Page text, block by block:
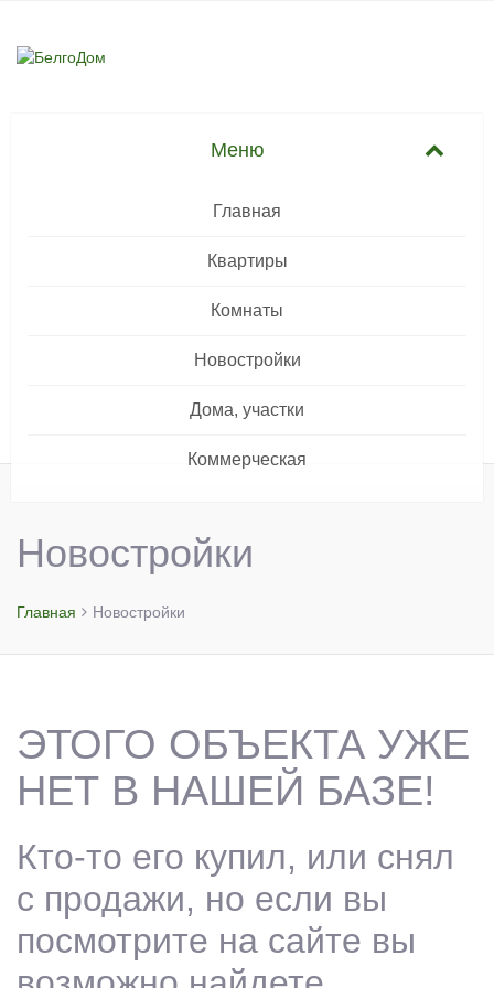
Главная
Квартиры
Комнаты
Новостройки
Дома, участки
Коммерческая
Новостройки
Главная Новостройки
ЭТОГО ОБЪЕКТА УЖЕ
НЕТ В НАШЕЙ БАЗЕ!
Кто-то его купил, или снял
с продажи, но если вы
посмотрите на сайте вы